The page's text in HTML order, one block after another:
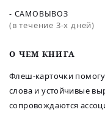
O ЧЕМ КНИГА
Флеш-карточки
слова и устойчивые
сопровождаются
- САМОВЫВОЗ
(в течение 3-х дней)